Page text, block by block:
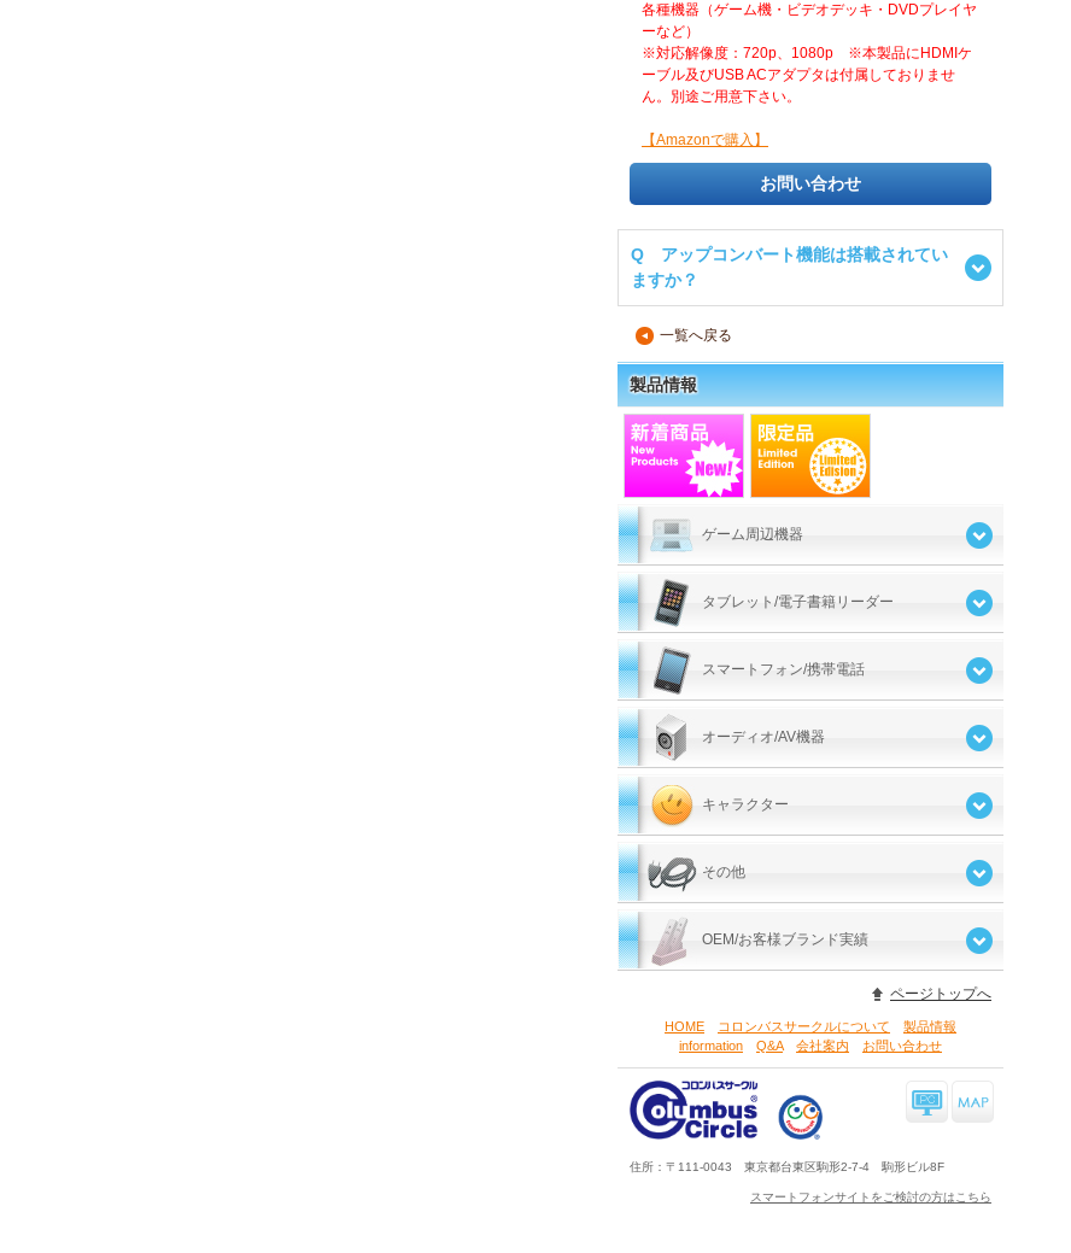
各種機器（ゲーム機・ビデオデッキ・DVDプレイヤ
ーなど）
※対応解像度：720p、1080p ※本製品にHDMIケ
ーブル及びUSB ACアダプタは付属しておりませ
ん。別途ご用意下さい。
【Amazonで購入】
お問い合わせ
Q アップコンバート機能は搭載されてい
ますか？
▲ 一覧へ戻る
製品情報
ゲーム周辺機器
タブレット/電子書籍リーダー
スマートフォン/携帯電話
オーディオ/AV機器
キャラクター
その他
OEM/お客様ブランド実績
ページトップへ
HOME コロンバスサークルについて
製品情報
information
Q&A 会社案内 お問い合わせ
住所：〒111-0043 東京都台東区駒形2-7-4 駒形ビル8F
スマートフォンサイトをご検討の方はこちら